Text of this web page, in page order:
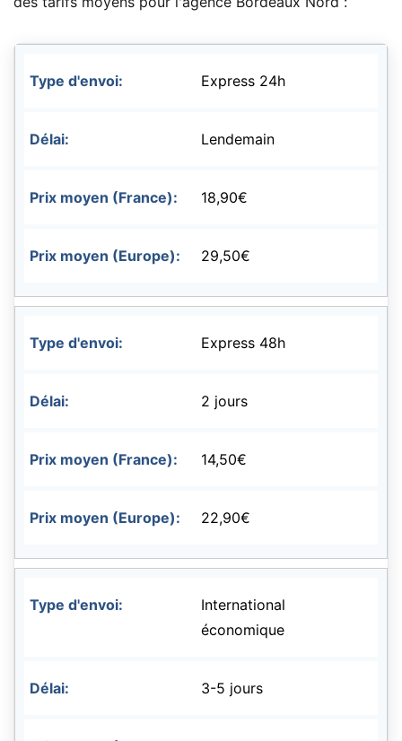
Express 24h
Lendemain
18,90€
29,50€
Express 48h
2 jours
14,50€
22,90€
International
économique
3-5 jours